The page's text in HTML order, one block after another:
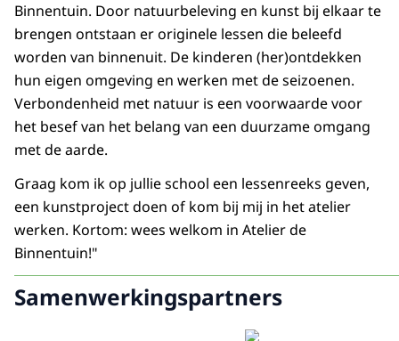
Binnentuin. Door natuurbeleving en kunst bij elkaar te
brengen ontstaan er originele lessen die beleefd
worden van binnenuit. De kinderen (her)ontdekken
hun eigen omgeving en werken met de seizoenen.
Verbondenheid met natuur is een voorwaarde voor
het besef van het belang van een duurzame omgang
met de aarde.
Graag kom ik op jullie school een lessenreeks geven,
een kunstproject doen of kom bij mij in het atelier
werken. Kortom: wees welkom in Atelier de
Binnentuin!"
Samenwerkingspartners